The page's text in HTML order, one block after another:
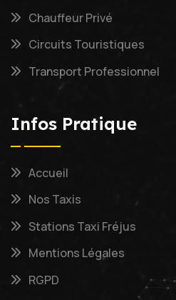
Chauffeur Privé
Circuits Touristiques
Transport Professionnel
Infos Pratique
Accueil
Nos Taxis
Stations Taxi Fréjus
Mentions Légales
RGPD